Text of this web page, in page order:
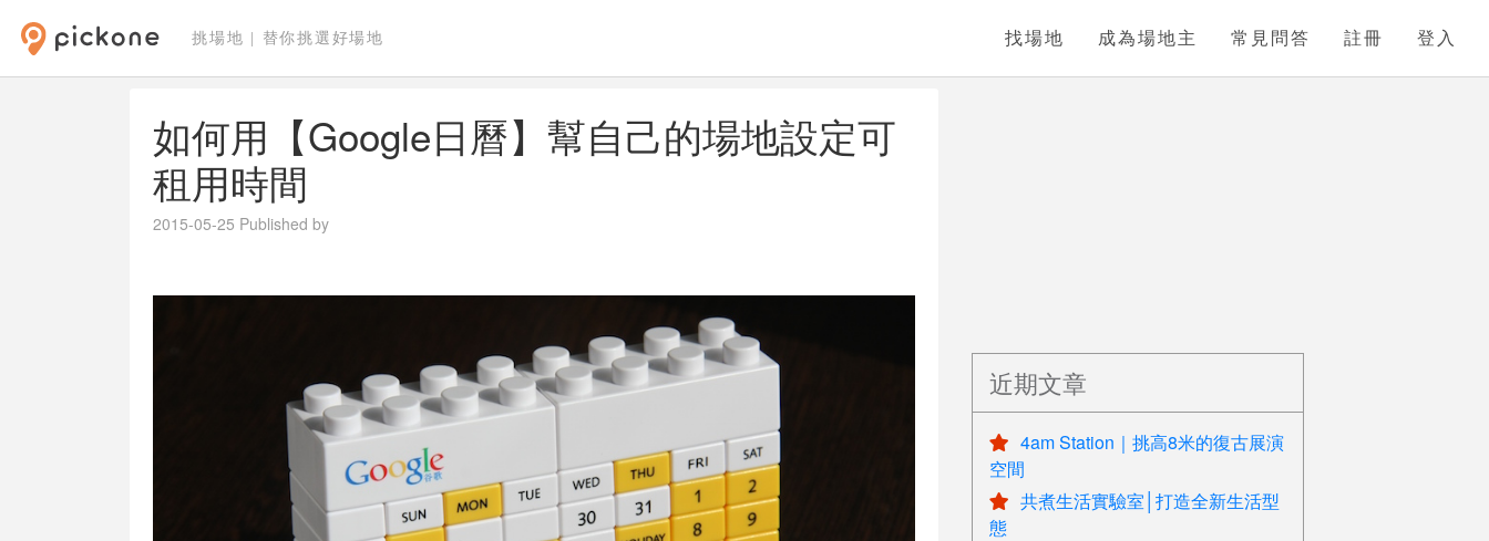
挑場地 | 替你挑選好場地 找場地 成為場地主 常見問答 註冊 登入
如何用【Google日曆】幫自己的場地設定可
租用時間
2015-05-25 Published by
近期文章
4am Station｜挑高8米的復古展演
空間
共煮生活實驗室│打造全新生活型
態